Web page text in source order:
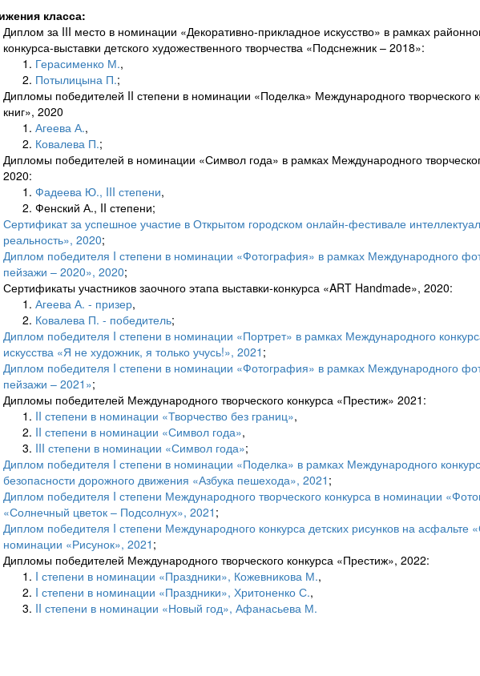
класса:
Диплом за III место в номинации «Декоративно-прикладное искусство» в рамках
конкурса-выставки детского художественного творчества «Подснежник – 2018»:
Герасименко М.,
Потылицына П.;
Дипломы победителей II степени в номинации «Поделка» Международного творческого
книг», 2020
Агеева А.,
Ковалева П.;
Дипломы победителей в номинации «Символ года» в рамках Международного
2020:
Фадеева Ю., III степени,
Фенский А., II степени;
Сертификат за успешное участие в Открытом городском онлайн-фестивале
реальность», 2020;
Диплом победителя I степени в номинации «Фотография» в рамках Международного
пейзажи – 2020», 2020;
Сертификаты участников заочного этапа выставки-конкурса «ART Handmade», 2020:
Агеева А. - призер,
Ковалева П. - победитель;
Диплом победителя I степени в номинации «Портрет» в рамках Международного
искусства «Я не художник, я только учусь!», 2021 ;
Диплом победителя I степени в номинации «Фотография» в рамках Международного
пейзажи – 2021»;
Дипломы победителей Международного творческого конкурса «Престиж» 2021:
II степени в номинации «Творчество без границ»,
II степени в номинации «Символ года»,
III степени в номинации «Символ года»;
Диплом победителя I степени в номинации «Поделка» в рамках Международного
безопасности дорожного движения «Азбука пешехода», 2021 ;
Диплом победителя I степени Международного творческого конкурса в номинации
«Солнечный цветок – Подсолнух», 2021 ;
Диплом победителя I степени Международного конкурса детских рисунков на асфальте
номинации «Рисунок», 2021 ;
Дипломы победителей Международного творческого конкурса «Престиж», 2022:
I степени в номинации «Праздники», Кожевникова М.,
I степени в номинации «Праздники», Хритоненко С.,
II степени в номинации «Новый год», Афанасьева М.